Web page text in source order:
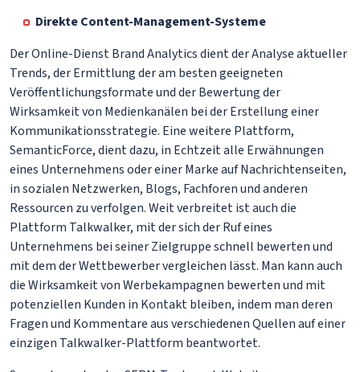
Direkte Content-Management-Systeme
Der Online-Dienst Brand Analytics dient der Analyse aktueller
Trends, der Ermittlung der am besten geeigneten
Veröffentlichungsformate und der Bewertung der
Wirksamkeit von Medienkanälen bei der Erstellung einer
Kommunikationsstrategie. Eine weitere Plattform,
SemanticForce, dient dazu, in Echtzeit alle Erwähnungen
eines Unternehmens oder einer Marke auf Nachrichtenseiten,
in sozialen Netzwerken, Blogs, Fachforen und anderen
Ressourcen zu verfolgen. Weit verbreitet ist auch die
Plattform Talkwalker, mit der sich der Ruf eines
Unternehmens bei seiner Zielgruppe schnell bewerten und
mit dem der Wettbewerber vergleichen lässt. Man kann auch
die Wirksamkeit von Werbekampagnen bewerten und mit
potenziellen Kunden in Kontakt bleiben, indem man deren
Fragen und Kommentare aus verschiedenen Quellen auf einer
einzigen Talkwalker-Plattform beantwortet.